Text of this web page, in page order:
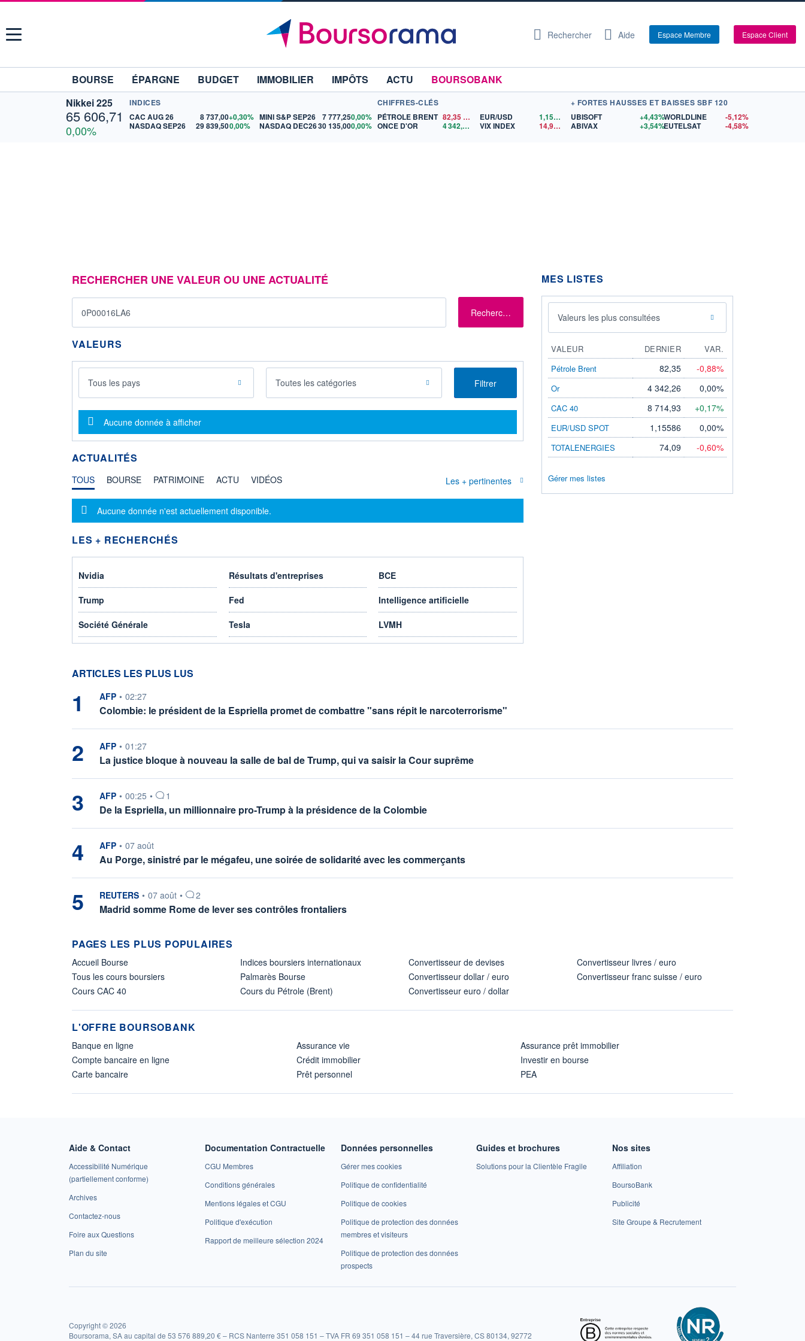
Menu Rechercher Aide Espace Membre Espace Client
BOURSE ÉPARGNE BUDGET IMMOBILIER IMPÔTS ACTU
BOURSOBANK
Nikkei 225
65 606,71
0,00%
INDICES
CAC AUG 26
8 737,00+0,30%
NASDAQ SEP26
29 839,500,00%
MINI S&P SEP26 7 777,250,00%
NASDAQ DEC2630 135,000,00%
CHIFFRES-CLÉS
PÉTROLE BRENT 82,35
ONCE D'OR
4 342,26 $US
EUR/USD 1,1559
$US
VIX INDEX
14,90$US
+ FORTES HAUSSES ET BAISSES SBF 120
UBISOFT
+4,43%
ABIVAX
+3,54%
WORLDLINE
-5,12%
EUTELSAT
-4,58%
RECHERCHER UNE VALEUR OU UNE ACTUALITÉ
Rechercher
VALEURS
Tous les pays Toutes les catégories Filtrer
Message d'information
Aucune donnée à afficher
ACTUALITÉS
TOUS BOURSE PATRIMOINE ACTU VIDÉOS Les + pertinentes
Message d'information
Aucune donnée n'est actuellement disponible.
LES + RECHERCHÉS
Nvidia
Trump
Société Générale
Résultats d'entreprises
Fed
Tesla
BCE
Intelligence artificielle
LVMH
MES LISTES
Valeurs les plus consultées
VALEUR DERNIER
VAR.
Pétrole Brent
82,35 -0,88%
Or 4 342,26 0,00%
CAC 40 8 714,93 +0,17%
EUR/USD SPOT 1,15586 0,00%
TOTALENERGIES 74,09 -0,60%
Gérer mes listes
ARTICLES LES PLUS LUS
1 information fournie par
AFP • 02:27
Colombie: le président de la Espriella promet de combattre "sans répit le narcoterrorisme"
2 information fournie par
AFP • 01:27
La justice bloque à nouveau la salle de bal de Trump, qui va saisir la Cour suprême
3 information fournie par
AFP • 00:25 • 1
De la Espriella, un millionnaire pro-Trump à la présidence de la Colombie
4 information fournie par
AFP • 07 août
Au Porge, sinistré par le mégafeu, une soirée de solidarité avec les commerçants
5 information fournie par
REUTERS • 07 août • 2
Madrid somme Rome de lever ses contrôles frontaliers
PAGES LES PLUS POPULAIRES
Accueil Bourse
Tous les cours boursiers
Cours CAC 40
Indices boursiers internationaux
Palmarès Bourse
Cours du Pétrole (Brent)
Convertisseur de devises
Convertisseur dollar / euro
Convertisseur euro / dollar
Convertisseur livres / euro
Convertisseur franc suisse / euro
L'OFFRE BOURSOBANK
Banque en ligne
Compte bancaire en ligne
Carte bancaire
Assurance vie
Crédit immobilier
Prêt personnel
Assurance prêt immobilier
Investir en bourse
PEA
Aide & Contact
Accessibilité Numérique
(partiellement conforme)
Archives
Contactez-nous
Foire aux Questions
Plan du site
Documentation Contractuelle
CGU Membres
Conditions générales
Mentions légales et CGU
Politique d'exécution
Rapport de meilleure sélection 2024
Données personnelles
Gérer mes cookies
Politique de confidentialité
Politique de cookies
Politique de protection des données
membres et visiteurs
Politique de protection des données
prospects
Guides et brochures
Solutions pour la Clientèle Fragile
Nos sites
Affiliation
BoursoBank
Publicité
Site Groupe & Recrutement
Copyright © 2026
Boursorama, SA au capital de 53 576 889,20 € – RCS Nanterre 351 058 151 – TVA FR 69 351 058 151 – 44 rue Traversière, CS 80134, 92772